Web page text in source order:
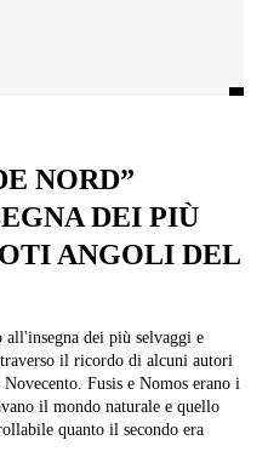
NORD”
DEI PIÙ
ANGOLI DEL
dei più selvaggi e
il ricordo di alcuni autori
Fusis e Nomos erano i
il mondo naturale e quello
quanto il secondo era